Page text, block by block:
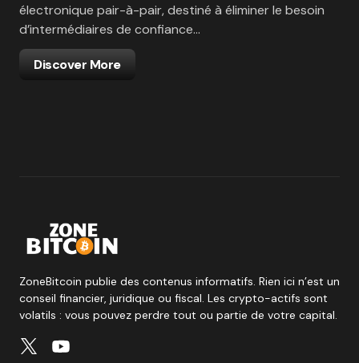
électronique pair-à-pair, destiné à éliminer le besoin
d’intermédiaires de confiance…
Discover More
ZoneBitcoin publie des contenus informatifs. Rien ici n’est un
conseil financier, juridique ou fiscal. Les crypto-actifs sont
volatils : vous pouvez perdre tout ou partie de votre capital.